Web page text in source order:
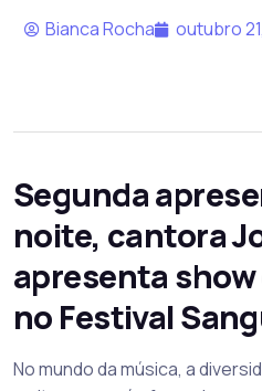
Bianca Rocha outubro
Segunda
noite, cantora
apresenta show
no Festival
No mundo da música, a